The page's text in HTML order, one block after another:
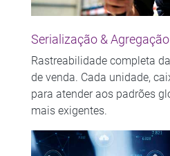
Serialização & Agregação
Rastreabilidade completa
de venda. Cada unidade,
para atender aos padrões
mais exigentes.